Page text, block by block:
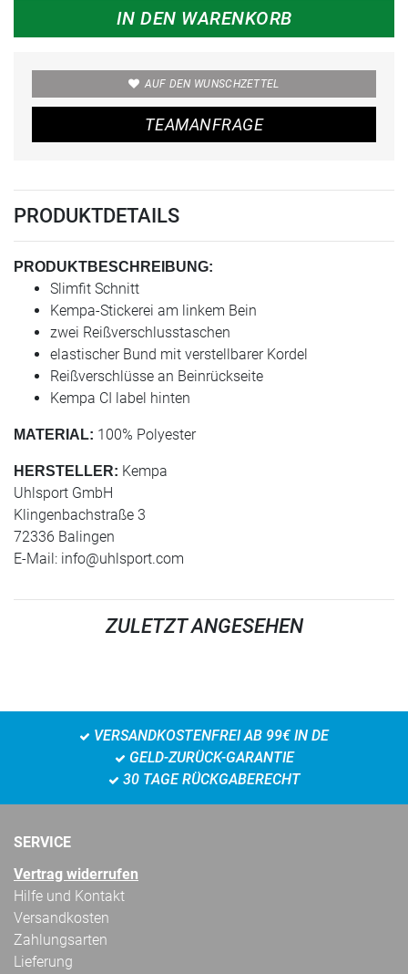
IN DEN WARENKORB
AUF DEN WUNSCHZETTEL
TEAMANFRAGE
PRODUKTDETAILS
PRODUKTBESCHREIBUNG:
Slimfit Schnitt
Kempa-Stickerei am linkem Bein
zwei Reißverschlusstaschen
elastischer Bund mit verstellbarer Kordel
Reißverschlüsse an Beinrückseite
Kempa CI label hinten
MATERIAL: 100% Polyester
HERSTELLER: Kempa
Uhlsport GmbH
Klingenbachstraße 3
72336 Balingen
E-Mail: info@uhlsport.com
ZULETZT ANGESEHEN
VERSANDKOSTENFREI AB 99€ IN DE
GELD-ZURÜCK-GARANTIE
30 TAGE RÜCKGABERECHT
SERVICE
Vertrag widerrufen
Hilfe und Kontakt
Versandkosten
Zahlungsarten
Lieferung